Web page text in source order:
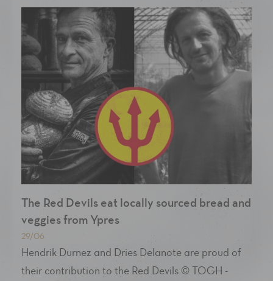
The Red Devils eat locally sourced bread and
veggies from Ypres
29/06
Hendrik Durnez and Dries Delanote are proud of
their contribution to the Red Devils © TOGH -